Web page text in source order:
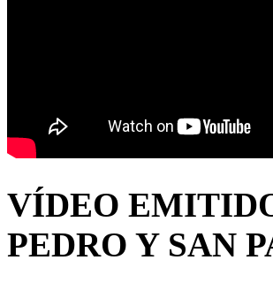
VÍDEO
PEDRO Y SAN